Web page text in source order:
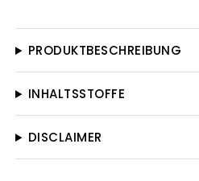
PRODUKTBESCHREIBUNG
INHALTSSTOFFE
DISCLAIMER